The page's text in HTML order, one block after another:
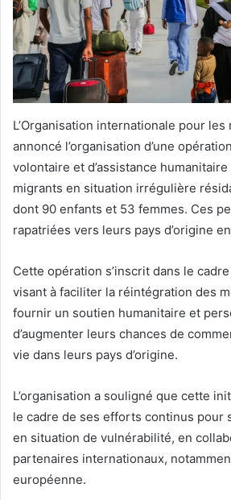
L’Organisation internationale pour les
annoncé l’organisation d’une
volontaire et d’assistance
migrants en situation irrégulière
dont 90 enfants et 53 femmes. Ces
rapatriées vers leurs pays d’origine
Cette opération s’inscrit dans le cadre
visant à faciliter la réintégration des
fournir un soutien humanitaire et
d’augmenter leurs chances de
vie dans leurs pays d’origine.
L’organisation a souligné que cette
le cadre de ses efforts continus pour
en situation de vulnérabilité, en
partenaires internationaux,
européenne.